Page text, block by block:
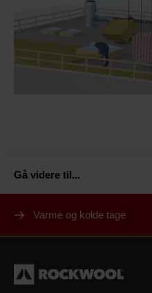
Gå videre til...
Varme og kolde tage